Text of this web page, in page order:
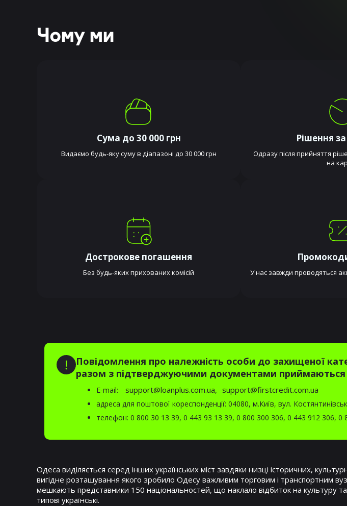
Чому ми
Сума до 30 000 грн
Видаємо будь-яку суму в діапазоні до 30 000 грн
Рішення
Одразу після прийняття
на
Дострокове погашення
Без будь-яких прихованих комісій У нас завжди проводяться
Повідомлення про належність особи до захищеної
разом з підтверджуючими документами приймаються
E-mail: support@loanplus.com.ua, support@firstcredit.com.ua
адреса для поштової кореспонденції: 04080, м.Київ, вул.
телефон: 0 800 30 13 39, 0 443 93 13 39, 0 800 300 306, 0 443 912 306, 0
Одеса виділяється серед інших українських міст завдяки низці історичних,
вигідне розташування якого зробило Одесу важливим торговим і транспортним
мешкають представники 150 національностей, що наклало відбиток на культуру
типові українські.